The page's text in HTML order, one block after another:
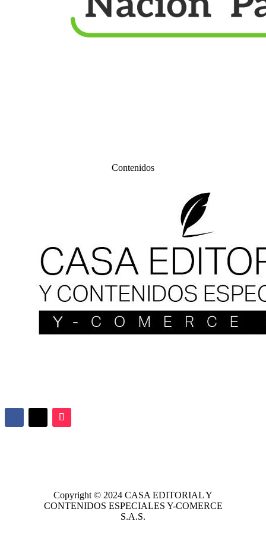
Contenidos
Copyright © 2024 CASA EDITORIALY
CONTENIDOS ESPECIALES Y-COMERCE
S.A.S.